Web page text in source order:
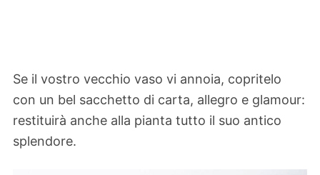
Se il vostro vecchio vaso vi annoia, copritelo
con un bel sacchetto di carta, allegro e glamour:
restituirà anche alla pianta tutto il suo antico
splendore.